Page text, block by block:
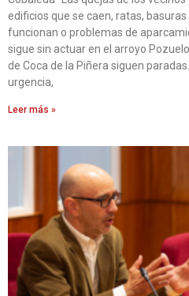
edificios que se caen, ratas,
funcionan o problemas de
sigue sin actuar en el arroyo
de Coca de la Piñera siguen
urgencia,
Leer más »